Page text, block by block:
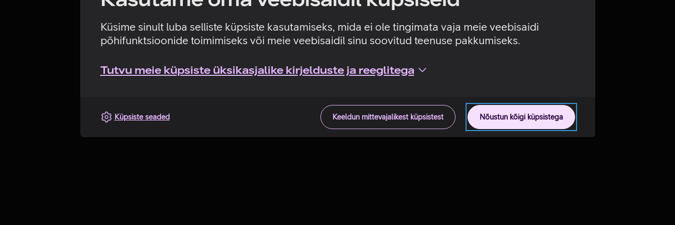
Küsime sinult luba selliste küpsiste kasutamiseks, mida ei ole tingimata vaja meie veebisaidi
põhifunktsioonide toimimiseks või meie veebisaidil sinu soovitud teenuse pakkumiseks.
Tutvu meie küpsiste üksikasjalike kirjelduste ja reeglitega
Nõustun kõigi küpsistega
Keeldun mittevajalikest küpsistest
Küpsiste seaded